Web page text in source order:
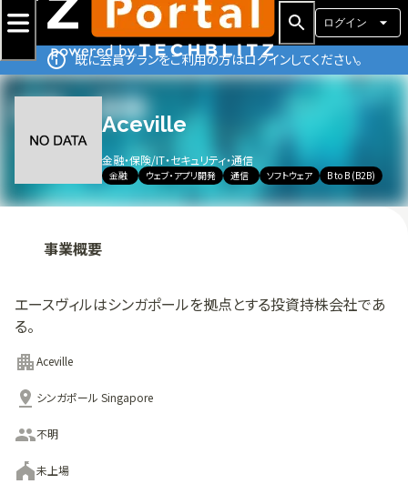
ログイン
既に会員プランをご利用の方はログインしてください。
Aceville
金融・保険/IT・セキュリティ・通信
金融 ウェブ・アプリ開発 通信 ソフトウェア B to B (B2B)
事業概要
エースヴィルはシンガポールを拠点とする投資持株会社であ
る。
Aceville
シンガポール Singapore
不明
未上場